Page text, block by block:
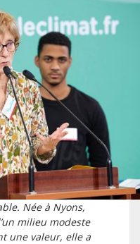
Née à Nyons,
milieu modeste
une valeur, elle a